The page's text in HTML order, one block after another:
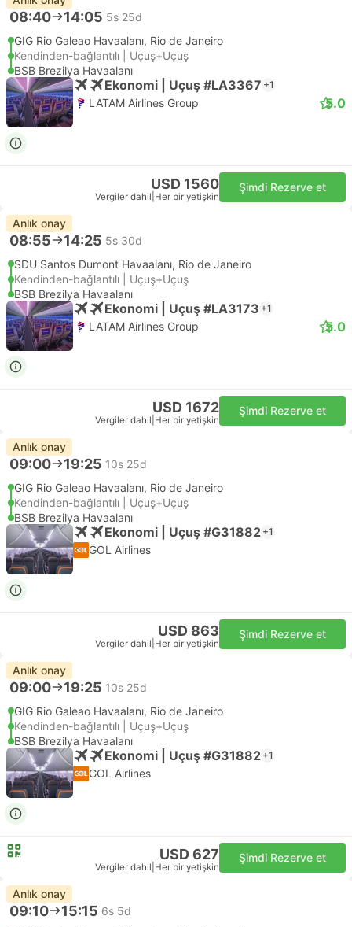
08:40 14:05 5s 25d
GIG Rio Galeao Havaalanı, Rio de Janeiro
Kendinden-bağlantılı | Uçuş+Uçuş
BSB Brezilya Havaalanı
Ekonomi | Uçuş #LA3367 +1
LATAM Airlines Group 5.0
USD 1560
Vergiler dahil Her bir yetişkin
Şimdi Rezerve et
Anlık onay
08:55 14:25 5s 30d
SDU Santos Dumont Havaalanı, Rio de Janeiro
Kendinden-bağlantılı | Uçuş+Uçuş
BSB Brezilya Havaalanı
Ekonomi | Uçuş #LA3173 +1
LATAM Airlines Group 5.0
USD 1672
Vergiler dahil Her bir yetişkin
Şimdi Rezerve et
Anlık onay
09:00 19:25 10s 25d
GIG Rio Galeao Havaalanı, Rio de Janeiro
Kendinden-bağlantılı | Uçuş+Uçuş
BSB Brezilya Havaalanı
Ekonomi | Uçuş #G31882 +1
GOL Airlines
USD 863
Vergiler dahil Her bir yetişkin
Şimdi Rezerve et
Anlık onay
09:00 19:25 10s 25d
GIG Rio Galeao Havaalanı, Rio de Janeiro
Kendinden-bağlantılı | Uçuş+Uçuş
BSB Brezilya Havaalanı
Ekonomi | Uçuş #G31882 +1
GOL Airlines
USD 627
Vergiler dahil Her bir yetişkin
Şimdi Rezerve et
Anlık onay
09:10 15:15 6s 5d